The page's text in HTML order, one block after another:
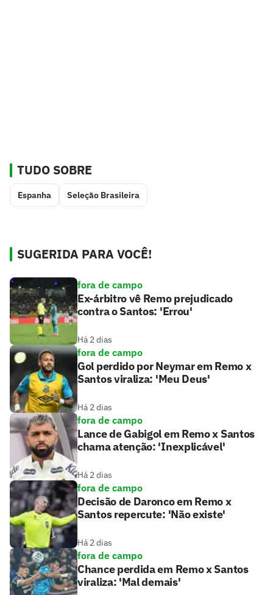
TUDO SOBRE
Espanha Seleção Brasileira
SUGERIDA PARA VOCÊ!
fora de campo
Ex-árbitro vê Remo prejudicado
contra o Santos: 'Errou'
Há 2 dias
fora de campo
Gol perdido por Neymar em Remo x
Santos viraliza: 'Meu Deus'
Há 2 dias
fora de campo
Lance de Gabigol em Remo x Santos
chama atenção: 'Inexplicável'
Há 2 dias
fora de campo
Decisão de Daronco em Remo x
Santos repercute: 'Não existe'
Há 2 dias
fora de campo
Chance perdida em Remo x Santos
viraliza: 'Mal demais'